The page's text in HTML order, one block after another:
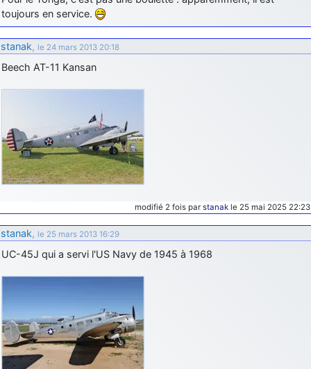
toujours en service.
stanak, le 24 mars 2013 20:18
Beech AT-11 Kansan
modifié 2 fois par stanak le 25 mai 2025 22:23
stanak, le 25 mars 2013 16:29
UC-45J qui a servi l'US Navy de 1945 à 1968